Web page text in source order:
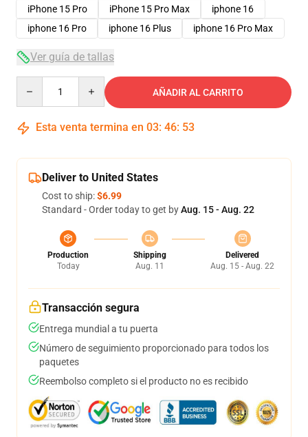
iPhone 15 Pro
iPhone 15 Pro Max
iphone 16
iphone 16 Pro
iphone 16 Plus iphone 16 Pro Max
Ver guía de tallas
AÑADIR AL CARRITO
Esta venta termina en 03: 46: 52
Deliver to United States
Cost to ship:$6.99
Standard - Order today to get byAug. 15 - Aug. 22
Production
Today
Shipping
Aug. 11
Delivered
Aug. 15 - Aug. 22
Transacción segura
Entrega mundial a tu puerta
Número de seguimiento proporcionado para todos los
paquetes
Reembolso completo si el producto no es recibido